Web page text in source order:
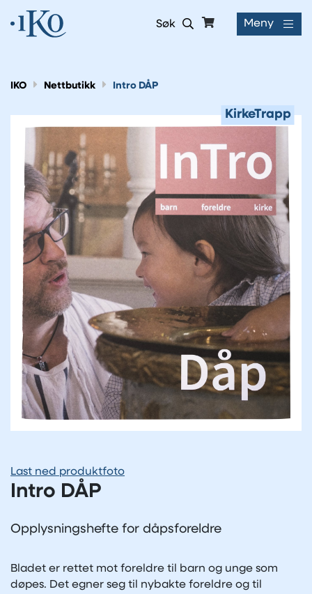
Søk Meny
IKO Nettbutikk Intro DÅP
KirkeTrapp
Last ned produktfoto
Intro DÅP
Opplysningshefte for dåpsforeldre
Bladet er rettet mot foreldre til barn og unge som
døpes. Det egner seg til nybakte foreldre og til